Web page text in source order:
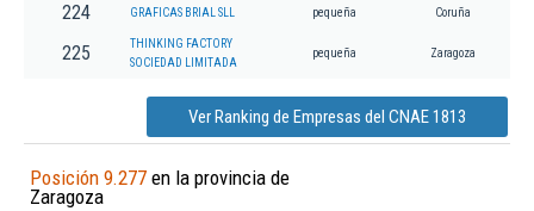
224 GRAFICAS BRIAL SLL pequeña Coruña
225
THINKING FACTORY
SOCIEDAD LIMITADA
pequeña Zaragoza
Ver Ranking de Empresas del CNAE 1813
Posición 9.277 en la provincia de
Zaragoza